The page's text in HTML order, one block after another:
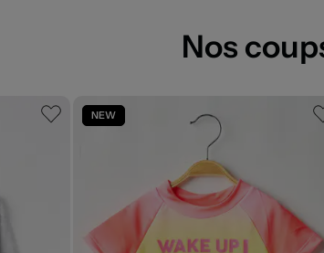
Nos
NEW